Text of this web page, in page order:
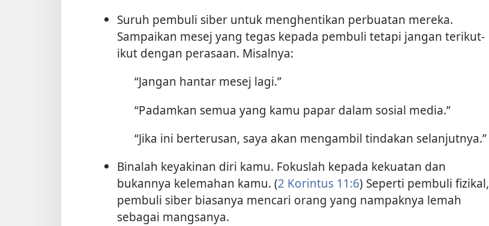
Suruh pembuli siber untuk menghentikan perbuatan mereka.
Sampaikan mesej yang tegas kepada pembuli tetapi jangan terikut-
ikut dengan perasaan. Misalnya:
“Jangan hantar mesej lagi.”
“Padamkan semua yang kamu papar dalam sosial media.”
“Jika ini berterusan, saya akan mengambil tindakan selanjutnya.”
Binalah keyakinan diri kamu. Fokuslah kepada kekuatan dan
bukannya kelemahan kamu. (2 Korintus 11:6) Seperti pembuli fizikal,
pembuli siber biasanya mencari orang yang nampaknya lemah
sebagai mangsanya.